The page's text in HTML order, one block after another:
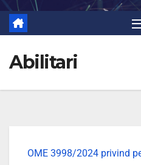
Abilitari
OME 3998/2024 privind